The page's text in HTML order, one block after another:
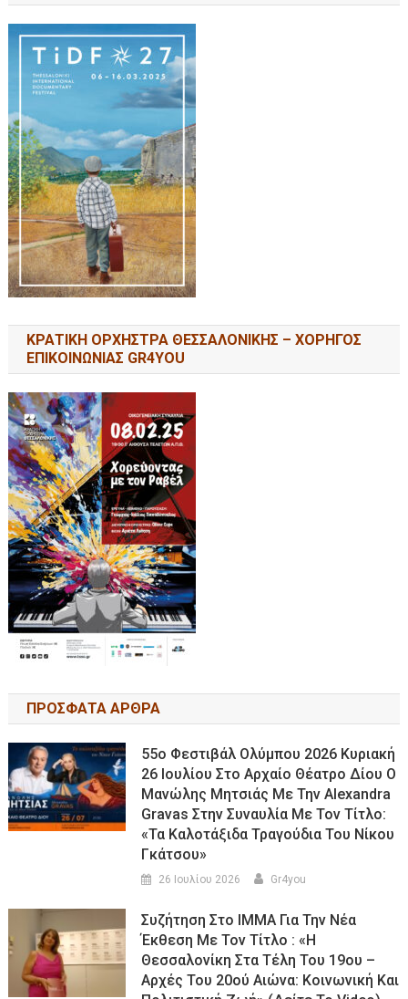
ΚΡΑΤΙΚΗ ΟΡΧΗΣΤΡΑ ΘΕΣΣΑΛΟΝΙΚΗΣ – ΧΟΡΗΓΟΣ
ΕΠΙΚΟΙΝΩΝΙΑΣ GR4YOU
ΠΡΟΣΦΑΤΑ ΑΡΘΡΑ
55ο Φεστιβάλ Ολύμπου 2026 Κυριακή
26 Ιουλίου Στο Αρχαίο Θέατρο Δίου Ο
Μανώλης Μητσιάς Με Την Alexandra
Gravas Στην Συναυλία Με Τον Τίτλο:
«τα Καλοτάξιδα Τραγούδια Του Νίκου
Γκάτσου»
26 Ιουλίου 2026 Gr4you
Συζήτηση Στο ΙΜΜΑ Για Την Νέα
Έκθεση Με Τον Τίτλο : «Η
Θεσσαλονίκη Στα Τέλη Του 19ου –
Αρχές Του 20ού Αιώνα: Κοινωνική Και